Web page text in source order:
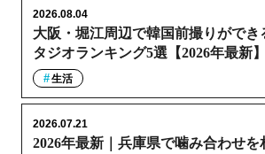
大阪・堀江周辺で韓国前撮りができ
タジオランキング5選【2026年最新】
2026.08.04
生活
2026年最新｜兵庫県で噛み合わせを
2026.07.21